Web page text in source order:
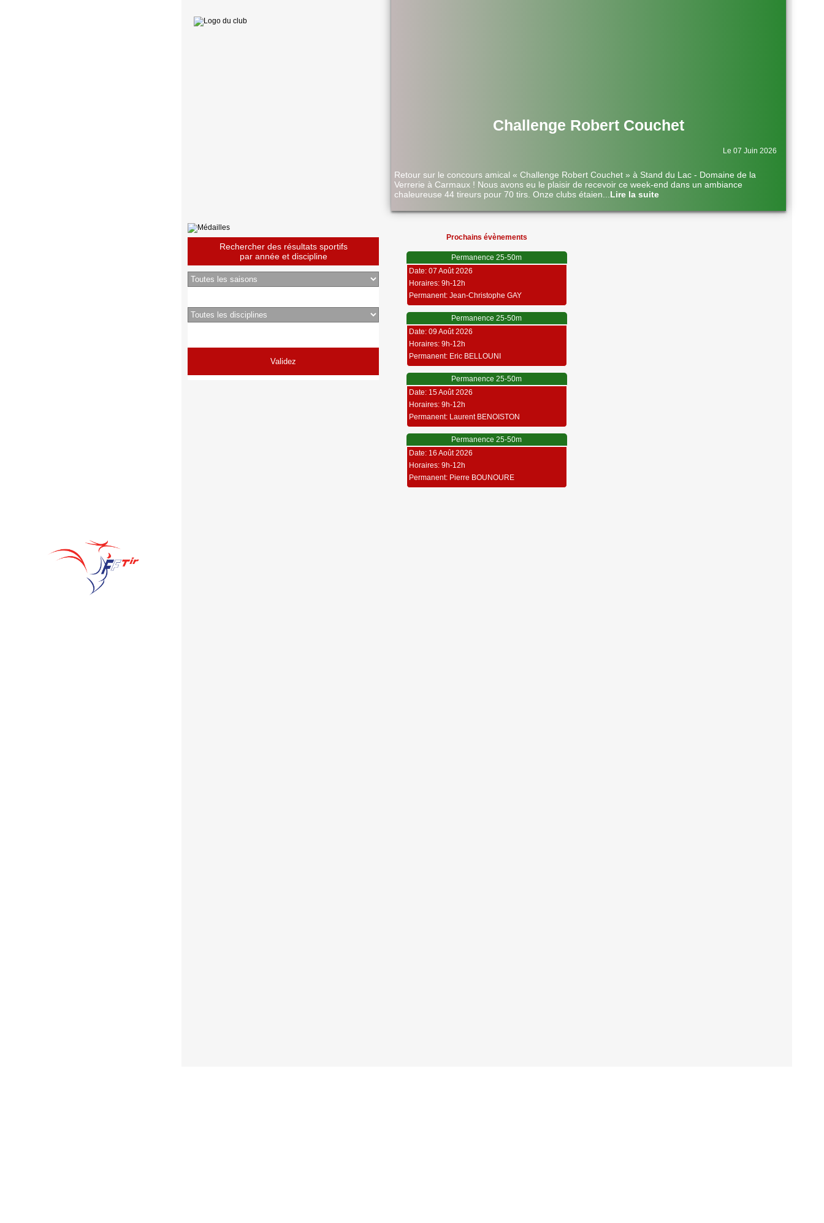
Challenge Robert Couchet
Le 07 Juin 2026
Retour sur le concours amical « Challenge Robert Couchet » à Stand du Lac - Domaine de la
Verrerie à Carmaux ! Nous avons eu le plaisir de recevoir ce week-end dans un ambiance
chaleureuse 44 tireurs pour 70 tirs. Onze clubs étaien
Lire la suite
Rechercher des résultats sportifs
par année et discipline
Prochains évènements
Permanence 25-50m
Date: 07 Août 2026
Horaires: 9h-12h
Permanent: Jean-Christophe GAY
Permanence 25-50m
Date: 09 Août 2026
Horaires: 9h-12h
Permanent: Eric BELLOUNI
Permanence 25-50m
Date: 15 Août 2026
Horaires: 9h-12h
Permanent: Laurent BENOISTON
Permanence 25-50m
Date: 16 Août 2026
Horaires: 9h-12h
Permanent: Pierre BOUNOURE